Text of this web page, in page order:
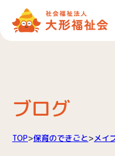
大形福祉会について
保育サービス
ブログ
TOP>保育のできごと>メイ